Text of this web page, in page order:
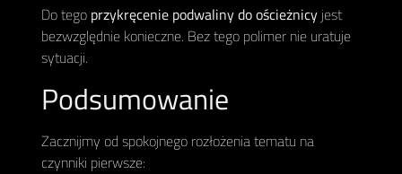
Do tego przykręcenie podwaliny do ościeżnicyjest
bezwzględnie konieczne. Bez tego polimer nie uratuje
sytuacji.
Podsumowanie
Zacznijmy od spokojnego rozłożenia tematu na
czynniki pierwsze: